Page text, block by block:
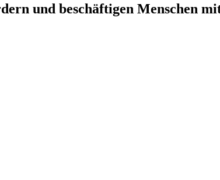
und beschäftigen Menschen